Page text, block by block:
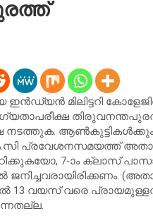
മിലിട്ടറി
നടത്തുക. ആൺകുട്ടികൾക്കും,
പ്രവേശനസമയത്ത്
7-ാം ക്ലാസ്
വയസ് വരെ